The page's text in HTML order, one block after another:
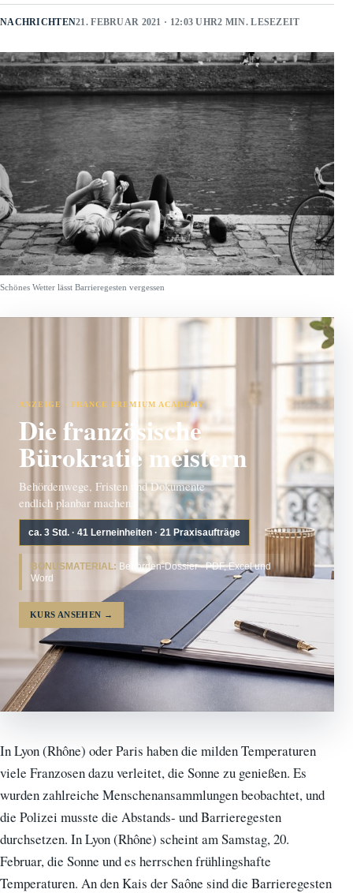
NACHRICHTEN21. FEBRUAR 2021 · 12:03 UHR2 MIN. LESEZEIT
Schönes Wetter lässt Barrieregesten vergessen
ANZEIGE · FRANCE PREMIUM ACADEMY
Die französische
Bürokratie meistern
Behördenwege, Fristen und Dokumente
endlich planbar machen.
ca. 3 Std. · 41 Lerneinheiten · 21 Praxisaufträge
BONUSMATERIAL: Behörden-Dossier · PDF, Excel und
Word
KURS ANSEHEN →
In Lyon (Rhône) oder Paris haben die milden Temperaturen
viele Franzosen dazu verleitet, die Sonne zu genießen. Es
wurden zahlreiche Menschenansammlungen beobachtet, und
die Polizei musste die Abstands- und Barrieregesten
durchsetzen. In Lyon (Rhône) scheint am Samstag, 20.
Februar, die Sonne und es herrschen frühlingshafte
Temperaturen. An den Kais der Saône sind die Barrieregesten